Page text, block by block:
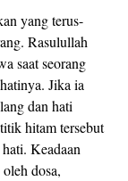
yang terus-
Rasulullah
saat seorang
Jika ia
dan hati
hitam tersebut
Keadaan
dosa,